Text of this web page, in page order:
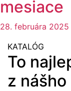
mesiace
28. februára 2025
KATALÓG
To
z